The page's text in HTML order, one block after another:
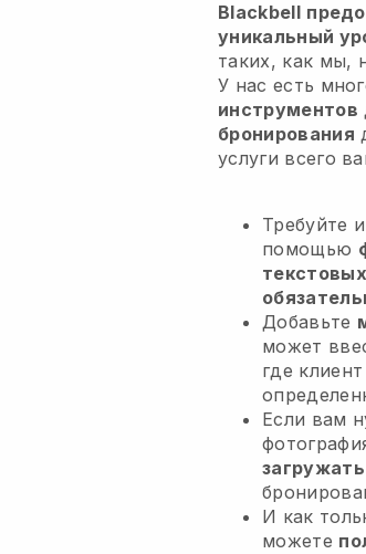
Blackbell
уникальный
таких, как мы,
У нас есть
инструментов
бронирования
услуги всего
Требуйте
помощью
Добавьте
может
где
Если вам
И как
можете